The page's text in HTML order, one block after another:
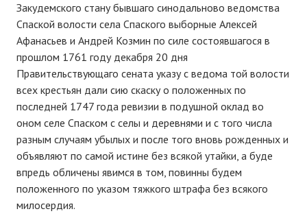
Закудемского стану бывшаго синодальново ведомства
Спаской волости села Спаского выборные Алексей
Афанасьев и Андрей Козмин по силе состоявшагося в
прошлом 1761 году декабря 20 дня
Правительствующаго сената указу с ведома той волости
всех крестьян дали сию скаску о положенных по
последней 1747 года ревизии в подушной оклад во
оном селе Спаском с селы и деревнями и с того числа
разным случаям убылых и после того вновь рожденных и
объявляют по самой истине без всякой утайки, а буде
впредь обличены явимся в том, повинны будем
положенного по указом тяжкого штрафа без всякого
милосердия.